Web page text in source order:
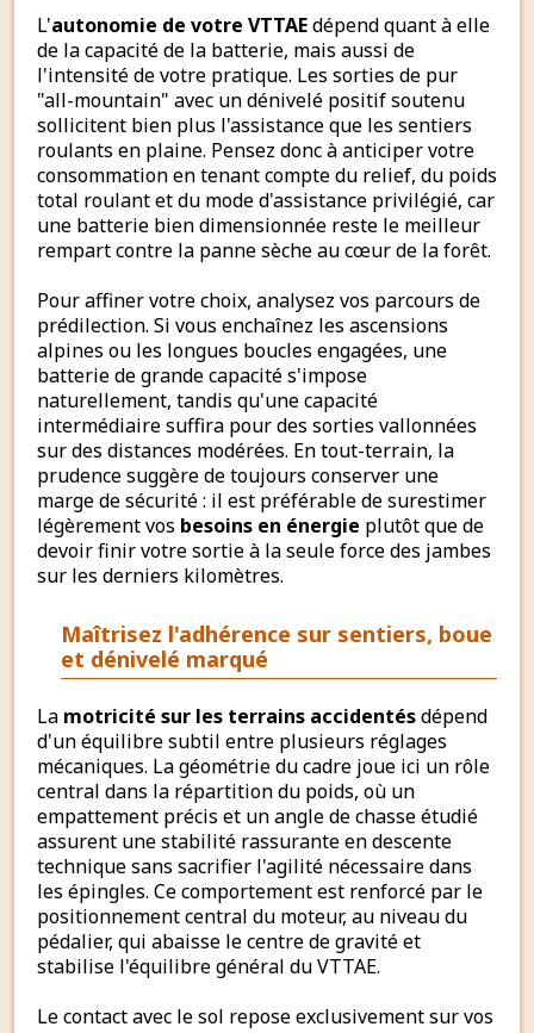
L'autonomie de votre VTTAEdépend quant à elle
de la capacité de la batterie, mais aussi de
l'intensité de votre pratique. Les sorties de pur
"all-mountain" avec un dénivelé positif soutenu
sollicitent bien plus l'assistance que les sentiers
roulants en plaine. Pensez donc à anticiper votre
consommation en tenant compte du relief, du poids
total roulant et du mode d'assistance privilégié, car
une batterie bien dimensionnée reste le meilleur
rempart contre la panne sèche au cœur de la forêt.
Pour affiner votre choix, analysez vos parcours de
prédilection. Si vous enchaînez les ascensions
alpines ou les longues boucles engagées, une
batterie de grande capacité s'impose
naturellement, tandis qu'une capacité
intermédiaire suffira pour des sorties vallonnées
sur des distances modérées. En tout-terrain, la
prudence suggère de toujours conserver une
marge de sécurité : il est préférable de surestimer
légèrement vos besoins en énergie plutôt que de
devoir finir votre sortie à la seule force des jambes
sur les derniers kilomètres.
Maîtrisez l'adhérence sur sentiers, boue
et dénivelé marqué
La motricité sur les terrains accidentésdépend
d'un équilibre subtil entre plusieurs réglages
mécaniques. La géométrie du cadre joue ici un rôle
central dans la répartition du poids, où un
empattement précis et un angle de chasse étudié
assurent une stabilité rassurante en descente
technique sans sacrifier l'agilité nécessaire dans
les épingles. Ce comportement est renforcé par le
positionnement central du moteur, au niveau du
pédalier, qui abaisse le centre de gravité et
stabilise l'équilibre général du VTTAE.
Le contact avec le sol repose exclusivement sur vos